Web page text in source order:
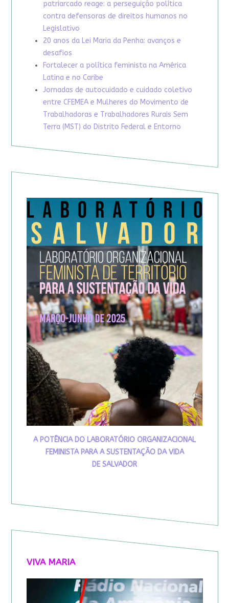
patriarcado reage: a perseguição política
contra defensoras de direitos humanos no
Legislativo
20 anos da Lei Maria da Penha: avanços e
desafios
Fortalecer a política feminista na América
Latina e no Caribe
Jornadas de autocuidado e cuidado coletivo
entre CFEMEA e Mulheres do Movimento de
Trabalhadoras e Trabalhadores Rurais Sem
Terra (MST) do Distrito Federal e Entorno
A POTÊNCIA DO LABORATÓRIO ORGANIZACIONAL
FEMINISTA PARA A SUSTENTAÇÃO DA VIDA
DE SALVADOR
VIVA MARIA